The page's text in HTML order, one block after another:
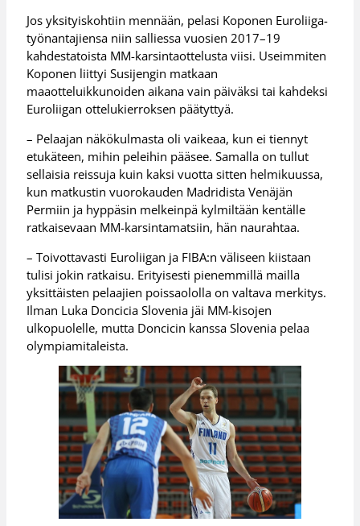
Jos yksityiskohtiin mennään, pelasi Koponen Euroliiga-
työnantajiensa niin salliessa vuosien 2017–19
kahdestatoista MM-karsintaottelusta viisi. Useimmiten
Koponen liittyi Susijengin matkaan
maaotteluikkunoiden aikana vain päiväksi tai kahdeksi
Euroliigan ottelukierroksen päätyttyä.
– Pelaajan näkökulmasta oli vaikeaa, kun ei tiennyt
etukäteen, mihin peleihin pääsee. Samalla on tullut
sellaisia reissuja kuin kaksi vuotta sitten helmikuussa,
kun matkustin vuorokauden Madridista Venäjän
Permiin ja hyppäsin melkeinpä kylmiltään kentälle
ratkaisevaan MM-karsintamatsiin, hän naurahtaa.
– Toivottavasti Euroliigan ja FIBA:n väliseen kiistaan
tulisi jokin ratkaisu. Erityisesti pienemmillä mailla
yksittäisten pelaajien poissaololla on valtava merkitys.
Ilman Luka Doncicia Slovenia jäi MM-kisojen
ulkopuolelle, mutta Doncicin kanssa Slovenia pelaa
olympiamitaleista.